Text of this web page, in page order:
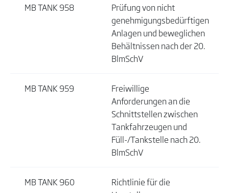
MB TANK 958
Prüfung von nicht
genehmigungsbedürftigen
Anlagen und beweglichen
Behältnissen nach der 20.
BlmSchV
MB TANK 959
Freiwillige
Anforderungen an die
Schnittstellen zwischen
Tankfahrzeugen und
Füll-/Tankstelle nach 20.
BlmSchV
MB TANK 960
Richtlinie für die